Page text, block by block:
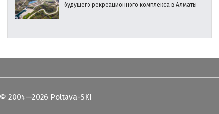
будущего рекреационного комплекса в Алматы
© 2004—2026 Poltava-SKI